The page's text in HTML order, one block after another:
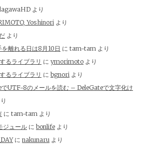
より
Yoshinori より
より
離れる日は8月10日 に tam-tam より
るライブラリ に ymorimoto より
るライブラリ に bgnori より
UTF-8のメールを読む – DeleGateで文字化け
に tam-tam より
ジュール に bonlife より
に nakunaru より